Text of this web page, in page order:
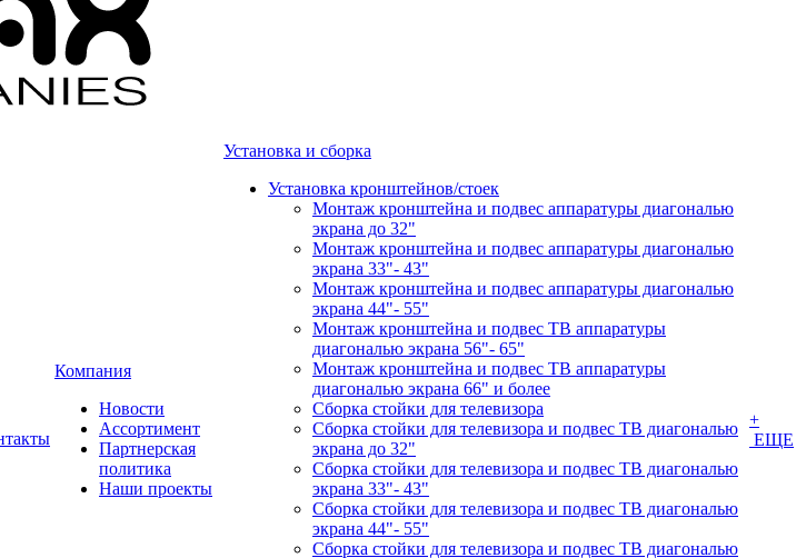
Компания
Новости
Ассортимент
Партнерская
политика
Наши проекты
Установка и сборка
Установка кронштейнов/стоек
Монтаж кронштейна и подвес аппаратуры диагональю
экрана до 32"
Монтаж кронштейна и подвес аппаратуры диагональю
экрана 33"- 43"
Монтаж кронштейна и подвес аппаратуры диагональю
экрана 44"- 55"
Монтаж кронштейна и подвес ТВ аппаратуры
диагональю экрана 56"- 65"
Монтаж кронштейна и подвес ТВ аппаратуры
диагональю экрана 66" и более
Сборка стойки для телевизора
Сборка стойки для телевизора и подвес ТВ диагональю
экрана до 32"
Сборка стойки для телевизора и подвес ТВ диагональю
экрана 33"- 43"
Сборка стойки для телевизора и подвес ТВ диагональю
экрана 44"- 55"
Сборка стойки для телевизора и подвес ТВ диагональю
+
ЕЩЕ